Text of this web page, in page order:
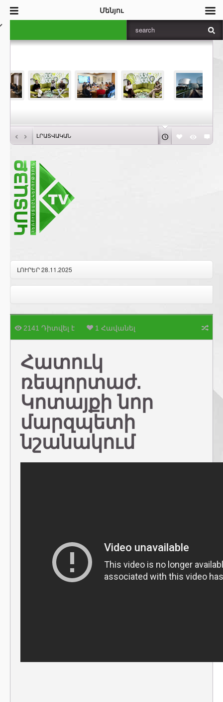
‹ › ԼՐԱՏՎԱԿԱՆ
ԼՈՒՐԵՐ 28.11.2025
2141 Դիտվել է 1 Հավանել
Հատուկ
ռեպորտաժ.
Կոտայքի նոր
մարզպետի
նշանակում
Մենյու